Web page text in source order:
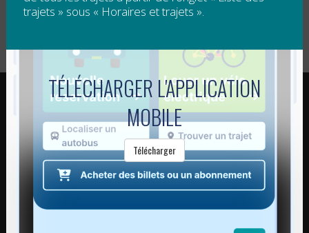
l’embarquement doit se faire, c’est-à-dire selon le sens
du trajet ou du côté droit du chemin.
RÉGIE INTERMUNICIPALE DE TRANSPORT
GASPÉSIE – ÎLES-DE-LA-MADELEINE
© 2015 - 2026 Tous droits réservés
regim@regim.info 1 877 521-0841
POINT DE SERVICE HAUTE-
GASPÉSIE
POINT DE SERVICE DE LA
CÔTE-DE-GASPÉ – ROCHER-
trajets » sous « Horaires et trajets ».
TÉLÉCHARGER L'APPLICATION
MOBILE
Télécharger